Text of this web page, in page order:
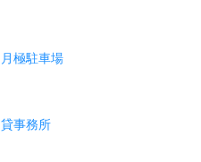
月極駐車場
貸事務所